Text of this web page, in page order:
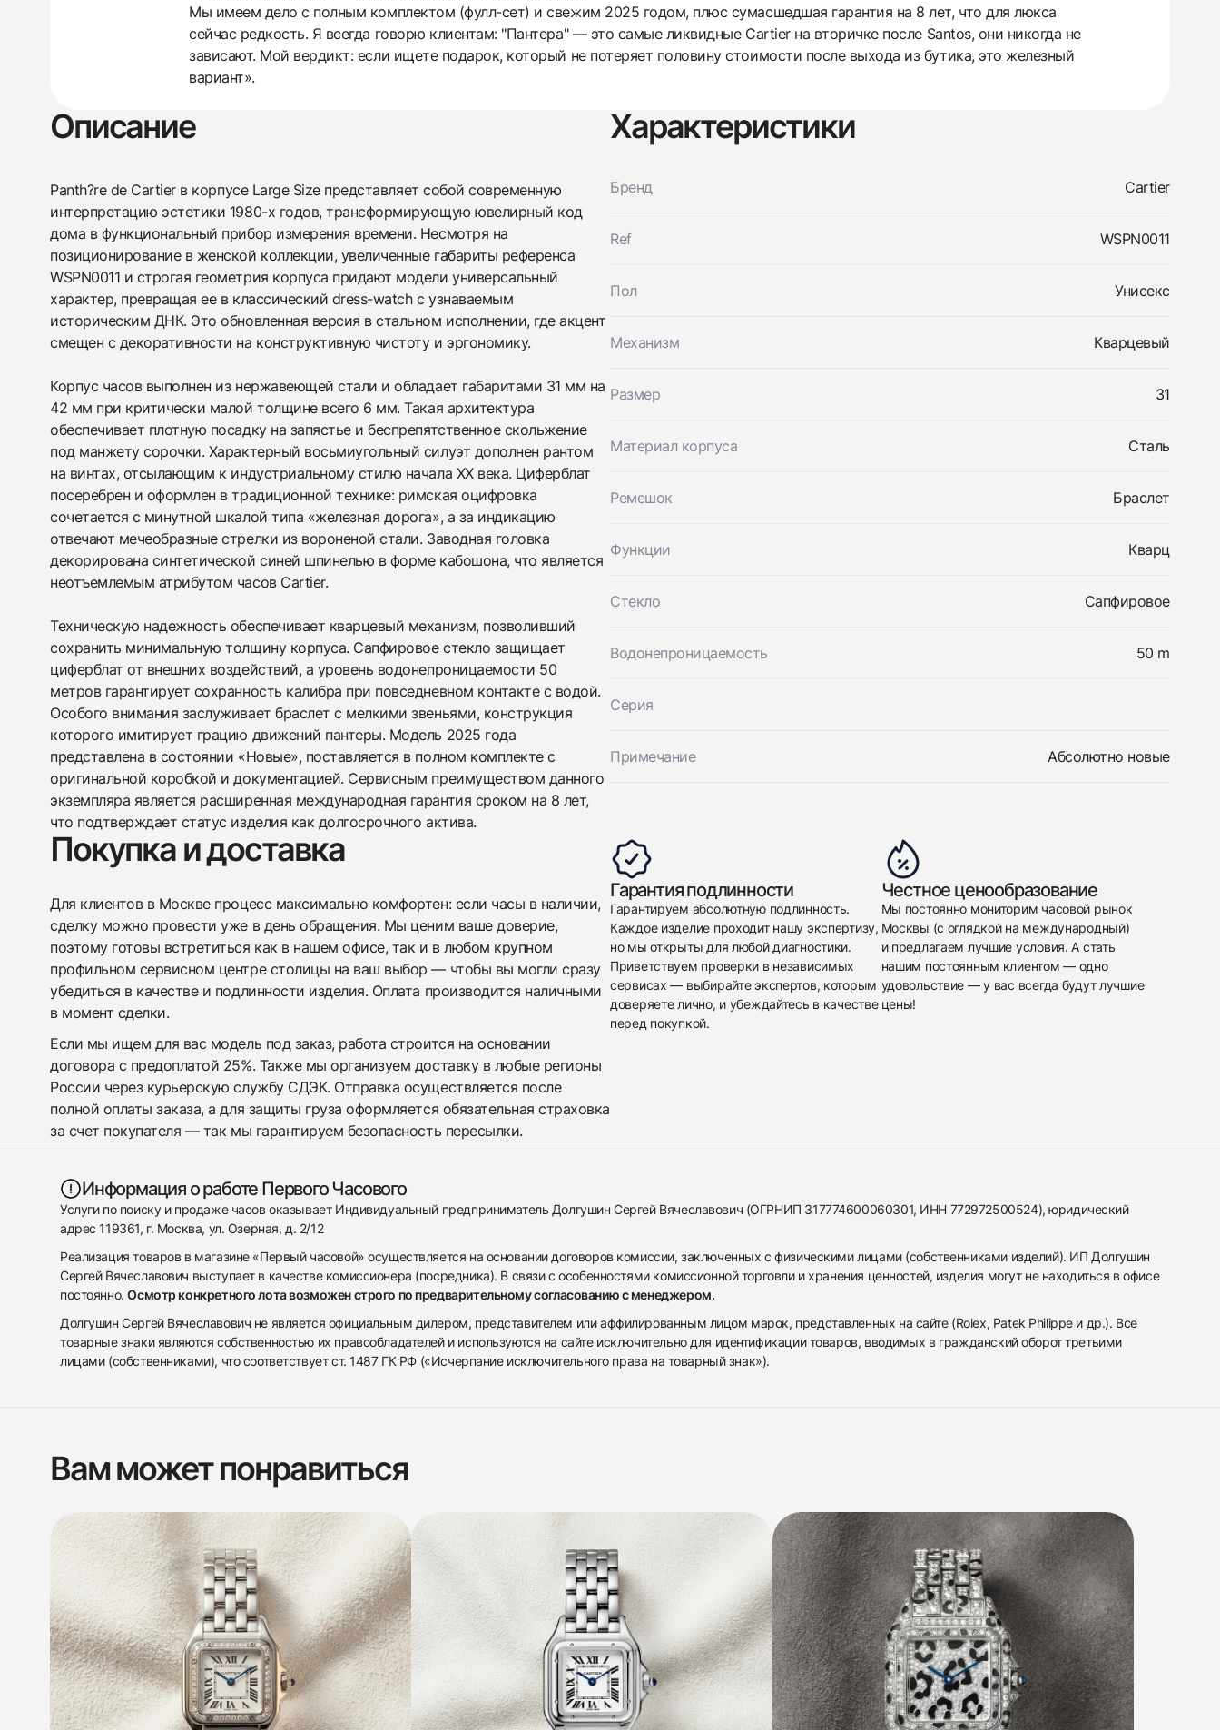
438
285
145
142
205
204
195
150
6
Мы имеем дело с полным комплектом (фулл-сет) и свежим 2025 годом, плюс сумасшедшая гарантия на 8 лет, что для люкса
сейчас редкость. Я всегда говорю клиентам: "Пантера" — это самые ликвидные Cartier на вторичке после Santos, они никогда не
зависают. Мой вердикт: если ищете подарок, который не потеряет половину стоимости после выхода из бутика, это железный
вариант».
Описание
Panth?re de Cartier в корпусе Large Size представляет собой современную
интерпретацию эстетики 1980-х годов, трансформирующую ювелирный код
дома в функциональный прибор измерения времени. Несмотря на
позиционирование в женской коллекции, увеличенные габариты референса
WSPN0011 и строгая геометрия корпуса придают модели универсальный
характер, превращая ее в классический dress-watch с узнаваемым
историческим ДНК. Это обновленная версия в стальном исполнении, где акцент
смещен с декоративности на конструктивную чистоту и эргономику.
Корпус часов выполнен из нержавеющей стали и обладает габаритами 31 мм на
42 мм при критически малой толщине всего 6 мм. Такая архитектура
обеспечивает плотную посадку на запястье и беспрепятственное скольжение
под манжету сорочки. Характерный восьмиугольный силуэт дополнен рантом
на винтах, отсылающим к индустриальному стилю начала XX века. Циферблат
посеребрен и оформлен в традиционной технике: римская оцифровка
сочетается с минутной шкалой типа «железная дорога», а за индикацию
отвечают мечеобразные стрелки из вороненой стали. Заводная головка
декорирована синтетической синей шпинелью в форме кабошона, что является
неотъемлемым атрибутом часов Cartier.
Техническую надежность обеспечивает кварцевый механизм, позволивший
сохранить минимальную толщину корпуса. Сапфировое стекло защищает
циферблат от внешних воздействий, а уровень водонепроницаемости 50
метров гарантирует сохранность калибра при повседневном контакте с водой.
Особого внимания заслуживает браслет с мелкими звеньями, конструкция
которого имитирует грацию движений пантеры. Модель 2025 года
представлена в состоянии «Новые», поставляется в полном комплекте с
оригинальной коробкой и документацией. Сервисным преимуществом данного
экземпляра является расширенная международная гарантия сроком на 8 лет,
что подтверждает статус изделия как долгосрочного актива.
Характеристики
Бренд Cartier
Ref WSPN0011
Пол Унисекс
Механизм Кварцевый
Размер 31
Материал корпуса Сталь
Ремешок Браслет
Функции Кварц
Стекло Сапфировое
Водонепроницаемость 50 m
Серия
Примечание Абсолютно новые
Покупка и доставка
Для клиентов в Москве процесс максимально комфортен: если часы в наличии,
сделку можно провести уже в день обращения. Мы ценим ваше доверие,
поэтому готовы встретиться как в нашем офисе, так и в любом крупном
профильном сервисном центре столицы на ваш выбор — чтобы вы могли сразу
убедиться в качестве и подлинности изделия. Оплата производится наличными
в момент сделки.
Если мы ищем для вас модель под заказ, работа строится на основании
договора с предоплатой 25%. Также мы организуем доставку в любые регионы
России через курьерскую службу СДЭК. Отправка осуществляется после
полной оплаты заказа, а для защиты груза оформляется обязательная страховка
за счет покупателя — так мы гарантируем безопасность пересылки.
Гарантия подлинности
Гарантируем абсолютную подлинность.
Каждое изделие проходит нашу экспертизу,
но мы открыты для любой диагностики.
Приветствуем проверки в независимых
сервисах — выбирайте экспертов, которым
доверяете лично, и убеждайтесь в качестве
перед покупкой.
Честное ценообразование
Мы постоянно мониторим часовой рынок
Москвы (с оглядкой на международный)
и предлагаем лучшие условия. А стать
нашим постоянным клиентом — одно
удовольствие — у вас всегда будут лучшие
цены!
Информация о работе Первого Часового
Услуги по поиску и продаже часов оказывает Индивидуальный предприниматель Долгушин Сергей Вячеславович (ОГРНИП 317774600060301, ИНН 772972500524), юридический
адрес 119361, г. Москва, ул. Озерная, д. 2/12
Реализация товаров в магазине «Первый часовой» осуществляется на основании договоров комиссии, заключенных с физическими лицами (собственниками изделий). ИП Долгушин
Сергей Вячеславович выступает в качестве комиссионера (посредника). В связи с особенностями комиссионной торговли и хранения ценностей, изделия могут не находиться в офисе
постоянно.Осмотр конкретного лота возможен строго по предварительному согласованию с менеджером.
Долгушин Сергей Вячеславович не является официальным дилером, представителем или аффилированным лицом марок, представленных на сайте (Rolex, Patek Philippe и др.). Все
товарные знаки являются собственностью их правообладателей и используются на сайте исключительно для идентификации товаров, вводимых в гражданский оборот третьими
лицами (собственниками), что соответствует ст. 1487 ГК РФ («Исчерпание исключительного права на товарный знак»).
Заказать эти часы
Оставьте ваши контактные данные и мы свяжемся с
вами
Cartier
Panthère De Cartier Steel Large Size
Новые
Трейд-ин часов
Оставьте ваши контактные данные и мы свяжемся с
вами
Panthère De Cartier Steel Large Size
НовыеКоробка + Документы
$7,650
Приложите фото ваших часов…
Отправить заявку
Вам может понравиться